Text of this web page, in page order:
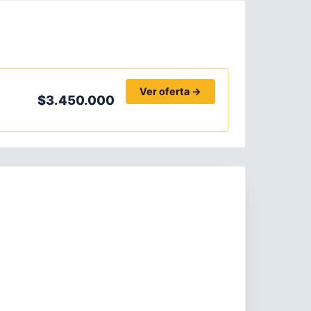
$3.450.000
Ver oferta →